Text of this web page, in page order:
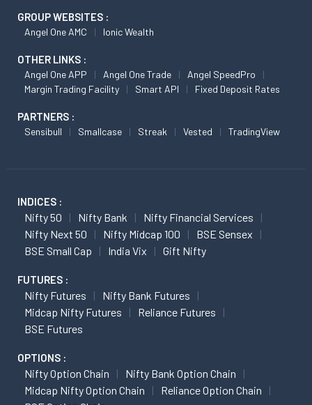
GROUP WEBSITES :
Angel One AMC Ionic Wealth
OTHER LINKS :
Angel One APP Angel One Trade
Angel SpeedPro
Margin Trading Facility
Smart API Fixed Deposit Rates
PARTNERS :
Sensibull Smallcase Streak Vested TradingView
INDICES :
Nifty 50 Nifty Bank
Nifty Financial Services
Nifty Next 50
Nifty Midcap 100
BSE Sensex
BSE Small Cap
India Vix Gift Nifty
FUTURES :
Nifty Futures
Nifty Bank Futures
Midcap Nifty Futures
Reliance Futures
BSE Futures
OPTIONS :
Nifty Option Chain
Nifty Bank Option Chain
Midcap Nifty Option Chain
Reliance Option Chain